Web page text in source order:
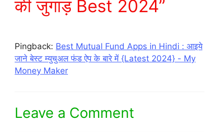
की जुगाड़ Best 2024”
Pingback: Best Mutual Fund Apps in Hindi : आइये
जाने बेस्ट म्युचुअल फंड ऐप के बारे में {Latest 2024} - My
Money Maker
Leave a Comment